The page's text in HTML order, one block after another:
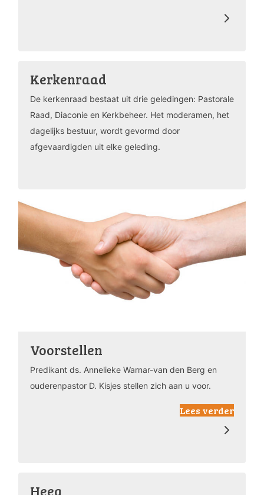
Kerkenraad
De kerkenraad bestaat uit drie geledingen: Pastorale
Raad, Diaconie en Kerkbeheer. Het moderamen, het
dagelijks bestuur, wordt gevormd door
afgevaardigden uit elke geleding.
Voorstellen
Predikant ds. Annelieke Warnar-van den Berg en
ouderenpastor D. Kisjes stellen zich aan u voor.
Lees verder
Heeg